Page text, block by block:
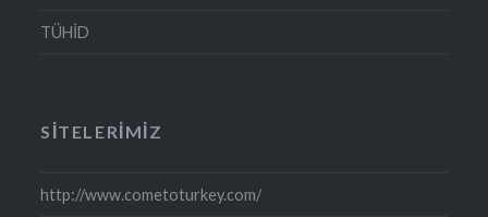
TÜHİD
SITELERIMIZ
http://www.cometoturkey.com/